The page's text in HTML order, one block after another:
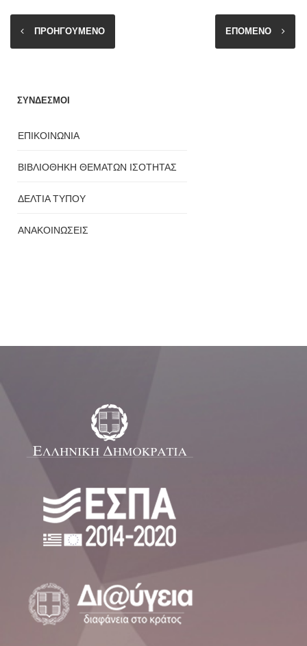
ΠΡΟΗΓΟΥΜΕΝΟ ΕΠΟΜΕΝΟ
ΣΥΝΔΕΣΜΟΙ
ΕΠΙΚΟΙΝΩΝΙΑ
ΒΙΒΛΙΟΘΗΚΗ ΘΕΜΑΤΩΝ ΙΣΟΤΗΤΑΣ
ΔΕΛΤΙΑ ΤΥΠΟΥ
ΑΝΑΚΟΙΝΩΣΕΙΣ